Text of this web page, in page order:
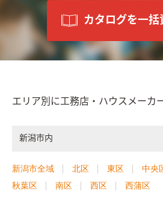
カタログを一括
エリア別に工務店・ハウスメーカ
新潟市内
新潟市全域 北区 東区 中央
秋葉区
南区 西区 西蒲区